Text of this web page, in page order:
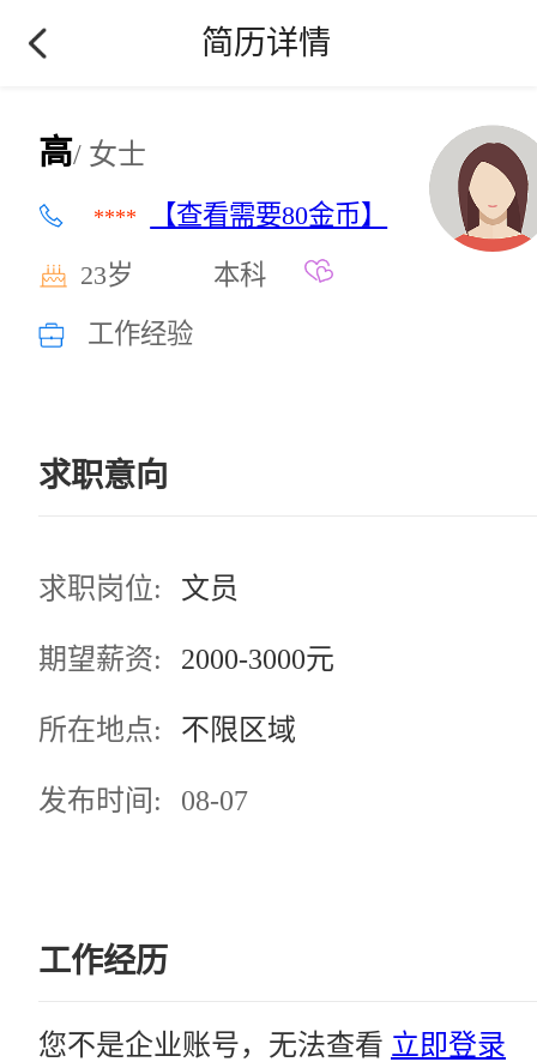
简历详情
高/ 女士
****
【查看需要80金币】
23岁
本科
工作经验
求职意向
求职岗位: 文员
期望薪资: 2000-3000元
所在地点: 不限区域
发布时间: 08-07
工作经历
您不是企业账号，无法查看 立即登录